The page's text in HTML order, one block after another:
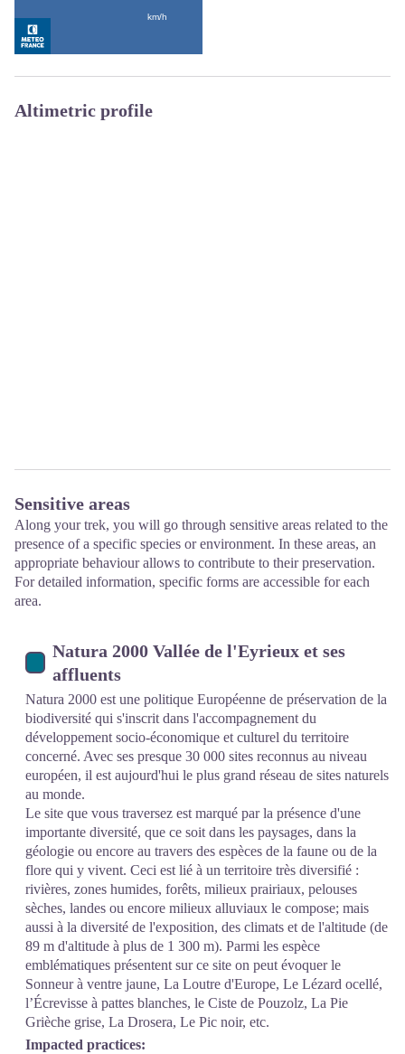
Altimetric profile
Sensitive areas
Along your trek, you will go through sensitive areas related to the
presence of a specific species or environment. In these areas, an
appropriate behaviour allows to contribute to their preservation.
For detailed information, specific forms are accessible for each
area.
Natura 2000 Vallée de l'Eyrieux et ses
affluents
Natura 2000 est une politique Européenne de préservation de la
biodiversité qui s'inscrit dans l'accompagnement du
développement socio-économique et culturel du territoire
concerné. Avec ses presque 30 000 sites reconnus au niveau
européen, il est aujourd'hui le plus grand réseau de sites naturels
au monde.
Le site que vous traversez est marqué par la présence d'une
importante diversité, que ce soit dans les paysages, dans la
géologie ou encore au travers des espèces de la faune ou de la
flore qui y vivent. Ceci est lié à un territoire très diversifié :
rivières, zones humides, forêts, milieux prairiaux, pelouses
sèches, landes ou encore milieux alluviaux le compose; mais
aussi à la diversité de l'exposition, des climats et de l'altitude (de
89 m d'altitude à plus de 1 300 m). Parmi les espèce
emblématiques présentent sur ce site on peut évoquer le
Sonneur à ventre jaune, La Loutre d'Europe, Le Lézard ocellé,
l’Écrevisse à pattes blanches, le Ciste de Pouzolz, La Pie
Grièche grise, La Drosera, Le Pic noir, etc.
Impacted practices: